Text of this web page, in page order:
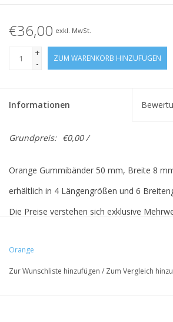
€36,00 exkl. MwSt.
+
-
ZUM WARENKORB HINZUFÜGEN
Informationen
Grundpreis: €0,00 /
Orange Gummibänder 50 mm, Breite 8
erhältlich in 4 Längengrößen und 6
Die Preise verstehen sich exklusive
Orange
Zur Wunschliste hinzufügen / Zum Vergleich